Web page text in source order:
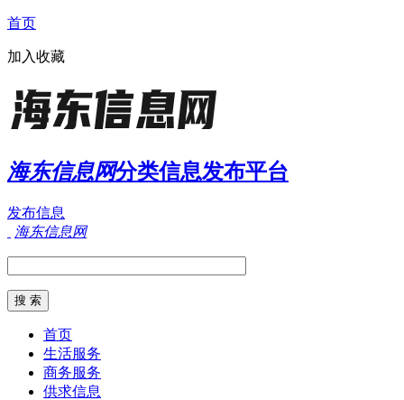
首页
加入收藏
海东信息网分类信息发布平台
发布信息
海东信息网
首页
生活服务
商务服务
供求信息